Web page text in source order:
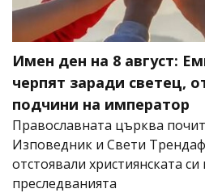
Имен ден на 8 август:
черпят заради светец,
подчини на император
Православната църква
Изповедник и Свети
отстоявали християнската
преследванията